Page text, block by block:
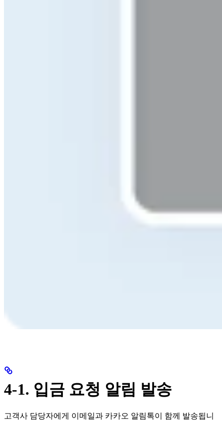
4-1. 입금 요청 알림 발송
고객사 담당자에게 이메일과 카카오 알림톡이 함께 발송됩니